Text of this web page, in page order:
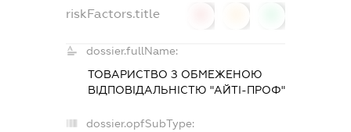
riskFactors.title
dossier.fullName:
ТОВАРИСТВО З ОБМЕЖЕНОЮ
ВІДПОВІДАЛЬНІСТЮ "АЙТІ-ПРОФ"
dossier.opfSubType: